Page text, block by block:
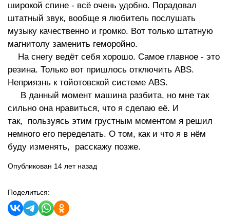
широкой спине - всё очень удобно. Порадовал
штатный звук, вообще я любитель послушать
музыку качественно и громко. Вот только штатную
магнитолу заменить геморойно.
На снегу ведёт себя хорошо. Самое главное - это
резина. Только вот пришлось отключить АBS.
Неприязнь к тойотовской системе ABS.
В данный момент машина разбита, но мне так
сильно она нравиться, что я сделаю её. И
так, пользуясь этим грустным моментом я решил
немного его переделать. О том, как и что я в нём
буду изменять, расскажу позже.
Опубликован 14 лет назад
Поделиться: